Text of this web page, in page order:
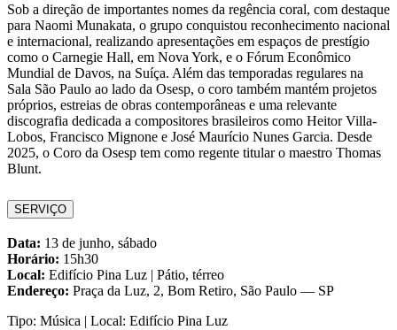
Sob a direção de importantes nomes da regência coral, com destaque
para Naomi Munakata, o grupo conquistou reconhecimento nacional
e internacional, realizando apresentações em espaços de prestígio
como o Carnegie Hall, em Nova York, e o Fórum Econômico
Mundial de Davos, na Suíça. Além das temporadas regulares na
Sala São Paulo ao lado da Osesp, o coro também mantém projetos
próprios, estreias de obras contemporâneas e uma relevante
discografia dedicada a compositores brasileiros como Heitor Villa-
Lobos, Francisco Mignone e José Maurício Nunes Garcia. Desde
2025, o Coro da Osesp tem como regente titular o maestro Thomas
Blunt.
SERVIÇO
Data: 13 de junho, sábado
Horário: 15h30
Local: Edifício Pina Luz | Pátio, térreo
Endereço: Praça da Luz, 2, Bom Retiro, São Paulo — SP
Tipo: Música | Local: Edifício Pina Luz